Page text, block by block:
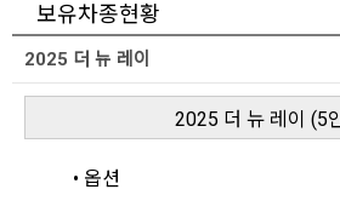
보유차종현황
2025 더 뉴 레이
2025 더 뉴 레이 (5
• 옵션